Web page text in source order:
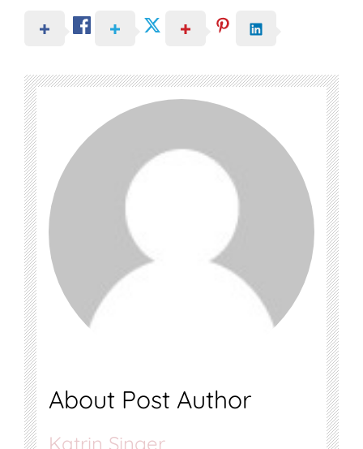
About Post Author
Katrin Singer